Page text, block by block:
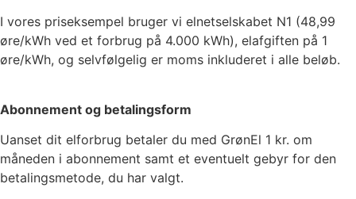
I vores priseksempel bruger vi elnetselskabet N1 (48,99
øre/kWh ved et forbrug på 4.000 kWh), elafgiften på 1
øre/kWh, og selvfølgelig er moms inkluderet i alle beløb.
Abonnement og betalingsform
Uanset dit elforbrug betaler du med GrønEl 1 kr. om
måneden i abonnement samt et eventuelt gebyr for den
betalingsmetode, du har valgt.